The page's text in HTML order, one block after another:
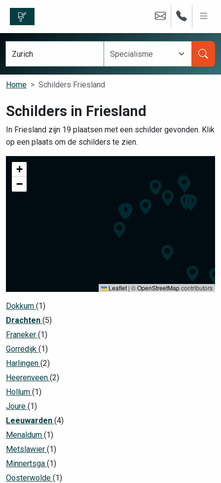
Home Schilders Friesland
Schilders in Friesland
In Friesland zijn 19 plaatsen met een schilder gevonden. Klik
op een plaats om de schilders te zien.
+
−
Leaflet | ©OpenStreetMapcontributors
Dokkum (1)
Drachten (5)
Franeker (1)
Gorredijk (1)
Harlingen (2)
Heerenveen (2)
Hollum (1)
Joure (1)
Leeuwarden (4)
Menaldum (1)
Metslawier (1)
Minnertsga (1)
Oosterwolde (1)